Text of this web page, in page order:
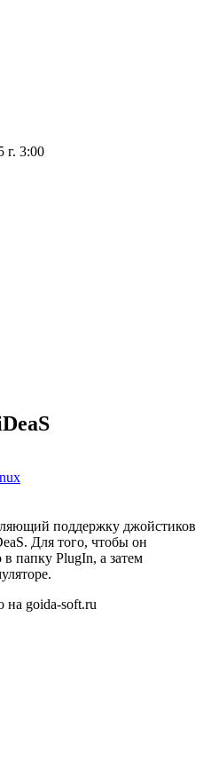
г. 3:00
поддержку джойстиков
Для того, чтобы он
в папку PlugIn, а затем
на goida-soft.ru